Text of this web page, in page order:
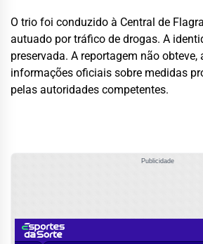
O trio foi conduzido à Central de
autuado por tráfico de drogas. A
preservada. A reportagem não obteve,
informações oficiais sobre medidas
pelas autoridades competentes.
Publicidade